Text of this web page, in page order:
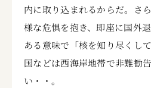
内に取り込まれるからだ。さ
様な危惧を抱き、即座に国外
ある意味で「核を知り尽くし
国などは西海岸地帯で非難勧
い・・。